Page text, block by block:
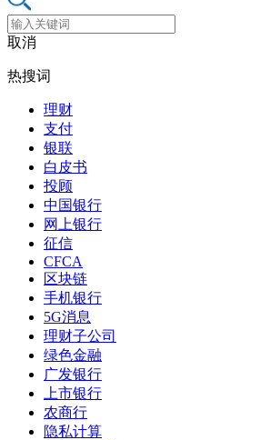
取消
热搜词
理财
支付
银联
白皮书
投顾
中国银行
网上银行
征信
CFCA
区块链
手机银行
5G消息
理财子公司
绿色金融
广发银行
上市银行
农商行
隐私计算